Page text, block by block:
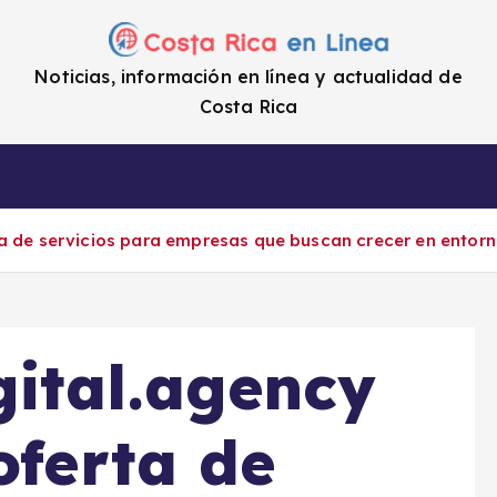
Noticias, información en línea y actualidad de
Costa Rica
servicios para empresas que buscan crecer en
de